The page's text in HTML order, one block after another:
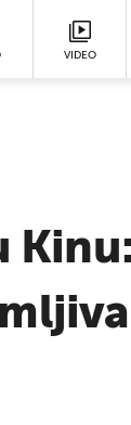
VIDEO
Kinu: